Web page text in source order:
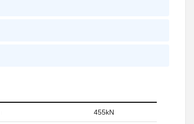
455kN